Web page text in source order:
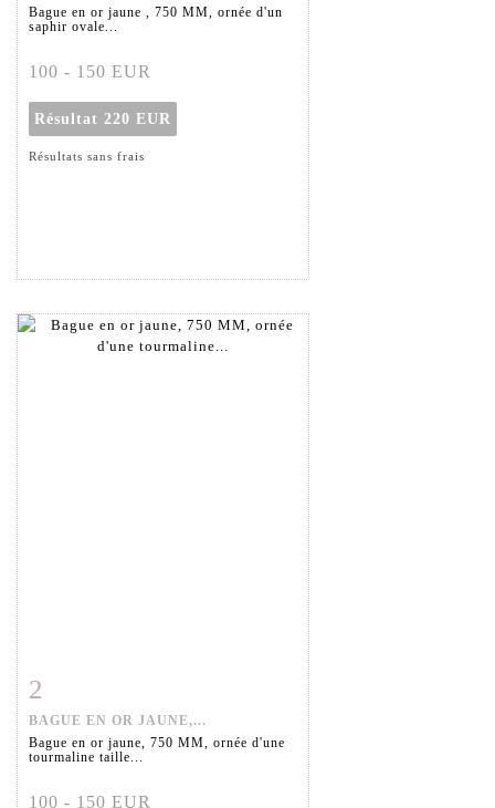
Bague en or jaune , 750 MM, ornée d'un
saphir ovale...
100 - 150 EUR
Résultat 220 EUR
Résultats sans frais
2
BAGUE EN OR JAUNE,...
Bague en or jaune, 750 MM, ornée d'une
tourmaline taille...
100 - 150 EUR